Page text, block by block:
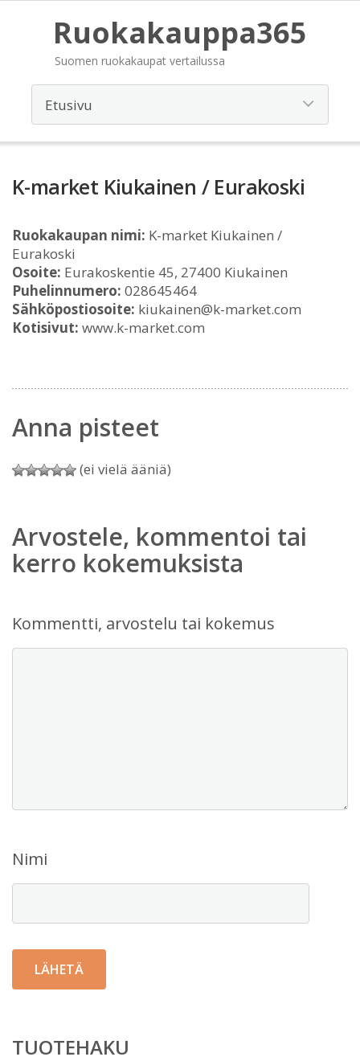
Ruokakauppa365
Suomen ruokakaupat vertailussa
K-market Kiukainen / Eurakoski
Ruokakaupan nimi: K-market Kiukainen /
Eurakoski
Osoite: Eurakoskentie 45, 27400 Kiukainen
Puhelinnumero: 028645464
Sähköpostiosoite: kiukainen@k-market.com
Kotisivut: www.k-market.com
Anna pisteet
(ei vielä ääniä)
Arvostele, kommentoi tai
kerro kokemuksista
Kommentti, arvostelu tai kokemus
Nimi
TUOTEHAKU